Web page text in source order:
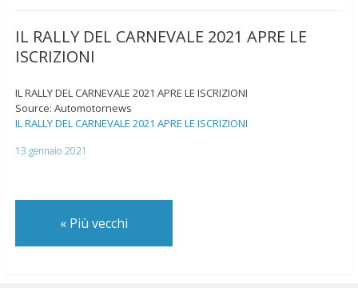
IL RALLY DEL CARNEVALE 2021 APRE LE
ISCRIZIONI
IL RALLY DEL CARNEVALE 2021 APRE LE ISCRIZIONI
Source: Automotornews
IL RALLY DEL CARNEVALE 2021 APRE LE ISCRIZIONI
13 gennaio 2021
«Più vecchi